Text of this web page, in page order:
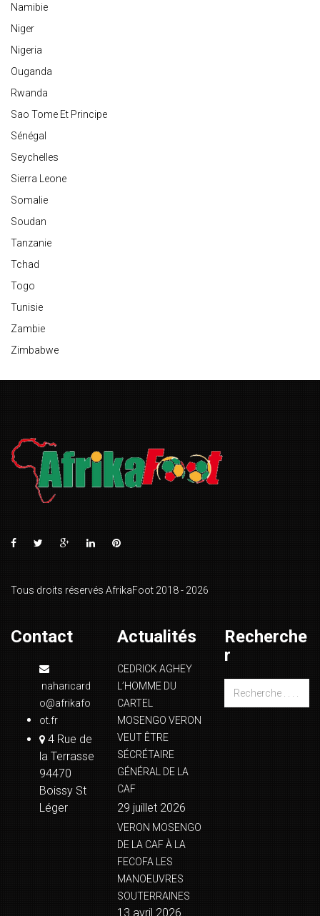
Namibie
Niger
Nigeria
Ouganda
Rwanda
Sao Tome Et Principe
Sénégal
Seychelles
Sierra Leone
Somalie
Soudan
Tanzanie
Tchad
Togo
Tunisie
Zambie
Zimbabwe
Tous droits réservés AfrikaFoot 2018 - 2026
Contact
naharicard
o@afrikafo
ot.fr
4 Rue de
la Terrasse
94470
Boissy St
Léger
Actualités
CEDRICK AGHEY
L’HOMME DU
CARTEL
MOSENGO VERON
VEUT ÊTRE
SÉCRÉTAIRE
GÉNÉRAL DE LA
CAF
29 juillet 2026
VERON MOSENGO
DE LA CAF À LA
FECOFA LES
MANOEUVRES
SOUTERRAINES
13 avril 2026
Recherche
r